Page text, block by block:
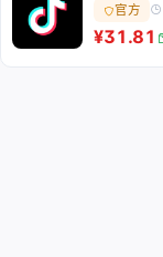
官方
¥31.81